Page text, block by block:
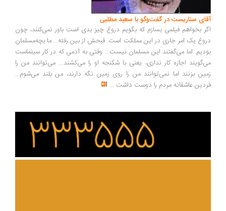
سناریست در گفت‌وگو با سعید مطلبی
بخواهم فیلمی بسازم که بگویم دروغ چیز بدی است باور نمی‌کنند، چون
یک امر جاری در این مملکت است. قبحش از بین رفته... ما بچه‌مسلمان
اما می‌گفتند این مسلمان نیست... وقتی به آدمی که در کار سینماست
اجازه کار نداری، یعنی با شکنجه او را می‌کشند... می‌توانند من را
بزنند اما نمی‌توانند من را روی زمین نگه دارند، من بلند می‌شوم...
عاشقانه مردم را دوست داشت ...